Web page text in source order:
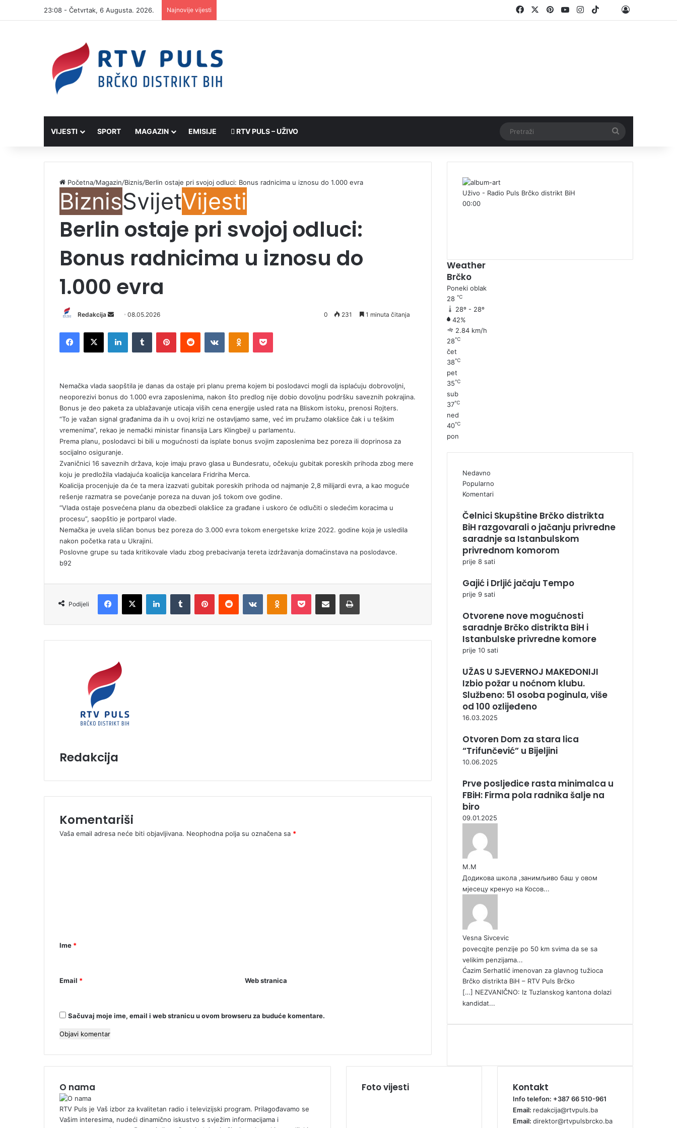
23:08 - Četvrtak, 6 Augusta. 2026. Najnovije vijesti FacebookPinterestYouTubeInstagram
TikTok
Threads
VIJESTI SPORT MAGAZIN EMISIJE RTV PULS – UŽIVO
Početna/Magazin/Biznis/Berlin ostaje pri svojoj odluci: Bonus radnicima u iznosu do 1.000 evra
BiznisSvijetVijesti
Berlin ostaje pri svojoj odluci:
Bonus radnicima u iznosu do
1.000 evra
Redakcija
n
d
e
m
a
i
08.05.2026 0 231 1 minuta čitanja
Nemačka vlada saopštila je danas da ostaje pri planu prema kojem bi poslodavci mogli da isplaćuju dobrovoljni,
neoporezivi bonus do 1.000 evra zaposlenima, nakon što predlog nije dobio dovoljnu podršku saveznih pokrajina.
Bonus je deo paketa za ublažavanje uticaja viših cena energije usled rata na Bliskom istoku, prenosi Rojters.
“To je važan signal građanima da ih u ovoj krizi ne ostavljamo same, već im pružamo olakšice čak i u teškim
vremenima”, rekao je nemački ministar finansija Lars Klingbejl u parlamentu.
Prema planu, poslodavci bi bili u mogućnosti da isplate bonus svojim zaposlenima bez poreza ili doprinosa za
socijalno osiguranje.
Zvaničnici 16 saveznih država, koje imaju pravo glasa u Bundesratu, očekuju gubitak poreskih prihoda zbog mere
koju je predložila vladajuća koalicija kancelara Fridriha Merca.
Koalicija procenjuje da će ta mera izazvati gubitak poreskih prihoda od najmanje 2,8 milijardi evra, a kao moguće
rešenje razmatra se povećanje poreza na duvan još tokom ove godine.
“Vlada ostaje posvećena planu da obezbedi olakšice za građane i uskoro će odlučiti o sledećim koracima u
procesu”, saopštio je portparol vlade.
Nemačka je uvela sličan bonus bez poreza do 3.000 evra tokom energetske krize 2022. godine koja je usledila
nakon početka rata u Ukrajini.
Poslovne grupe su tada kritikovale vladu zbog prebacivanja tereta izdržavanja domaćinstava na poslodavce.
b92
Podijeli
Redakcija
Komentariši
Vaša email adresa neće biti objavljivana. Neophodna polja su označena sa *
a
Ime *
Email * Web stranica
Sačuvaj moje ime, email i web stranicu u ovom browseru za buduće komentare.
Uživo - Radio Puls Brčko distrikt BiH
00:00
Weather
Brčko
Poneki oblak
28 ℃
28º - 28º
42%
2.84 km/h
28℃
čet
38℃
pet
35℃
sub
37℃
ned
40℃
pon
Nedavno
Popularno
Komentari
Čelnici Skupštine Brčko distrikta
BiH razgovarali o jačanju privredne
saradnje sa Istanbulskom
privrednom komorom
prije 8 sati
Gajić i Drljić jačaju Tempo
prije 9 sati
Otvorene nove mogućnosti
saradnje Brčko distrikta BiH i
Istanbulske privredne komore
prije 10 sati
UŽAS U SJEVERNOJ MAKEDONIJI
Izbio požar u noćnom klubu.
Službeno: 51 osoba poginula, više
od 100 ozlijeđeno
16.03.2025
Otvoren Dom za stara lica
“Trifunčević” u Bijeljini
10.06.2025
Prve posljedice rasta minimalca u
FBiH: Firma pola radnika šalje na
biro
09.01.2025
М.М
Додикова школа ,занимљиво баш у овом
мјесецу кренуо на Косов...
Vesna Sivcevic
povecqjte penzije po 50 km svima da se sa
velikim penzijama...
Ćazim Serhatlić imenovan za glavnog tužioca
Brčko distrikta BiH – RTV Puls Brčko
[…] NEZVANIČNO: Iz Tuzlanskog kantona dolazi
kandidat...
O nama
RTV Puls je Vaš izbor za kvalitetan radio i televizijski program. Prilagođavamo se
Vašim interesima, nudeći dinamično iskustvo s svježim informacijama i
Foto vijesti Kontakt
Info telefon: +387 66 510-961
Email: redakcija@rtvpuls.ba
Email: direktor@rtvpulsbrcko.ba